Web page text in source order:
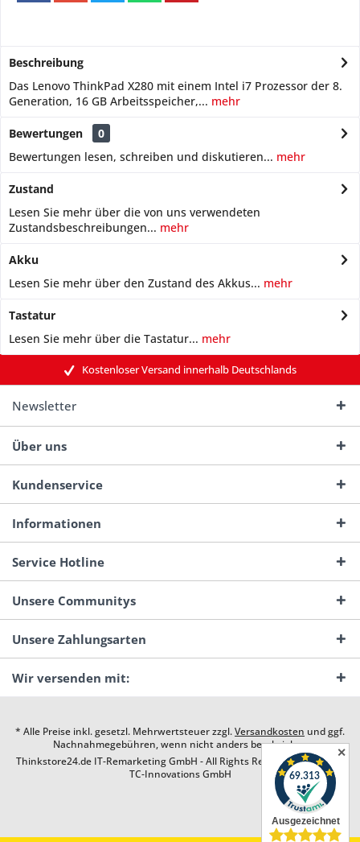
Beschreibung
Das Lenovo ThinkPad X280 mit einem Intel i7 Prozessor der 8.
Generation, 16 GB Arbeitsspeicher,... mehr
Bewertungen
0
Bewertungen lesen, schreiben und diskutieren... mehr
Zustand
Lesen Sie mehr über die von uns verwendeten
Zustandsbeschreibungen... mehr
Akku
Lesen Sie mehr über den Zustand des Akkus... mehr
Tastatur
Lesen Sie mehr über die Tastatur... mehr
Kostenloser Versand innerhalb Deutschlands
Newsletter
Über uns
Kundenservice
Informationen
Service Hotline
Unsere Communitys
Unsere Zahlungsarten
Wir versenden mit:
* Alle Preise inkl. gesetzl. Mehrwertsteuer zzgl.Versandkosten und ggf.
Nachnahmegebühren, wenn nicht anders beschrieben
Thinkstore24.de IT-Remarketing GmbH - All Rights Reserved. Design by
TC-Innovations GmbH
✕